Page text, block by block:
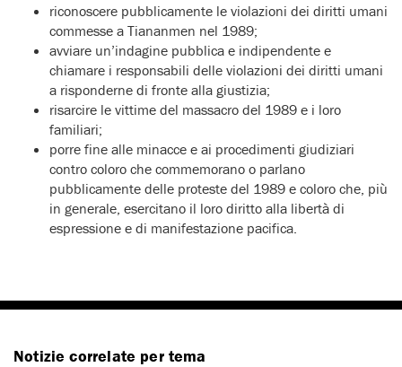
riconoscere pubblicamente le violazioni dei diritti umani
commesse a Tiananmen nel 1989;
avviare un’indagine pubblica e indipendente e
chiamare i responsabili delle violazioni dei diritti umani
a risponderne di fronte alla giustizia;
risarcire le vittime del massacro del 1989 e i loro
familiari;
porre fine alle minacce e ai procedimenti giudiziari
contro coloro che commemorano o parlano
pubblicamente delle proteste del 1989 e coloro che, più
in generale, esercitano il loro diritto alla libertà di
espressione e di manifestazione pacifica.
Notizie correlate per tema